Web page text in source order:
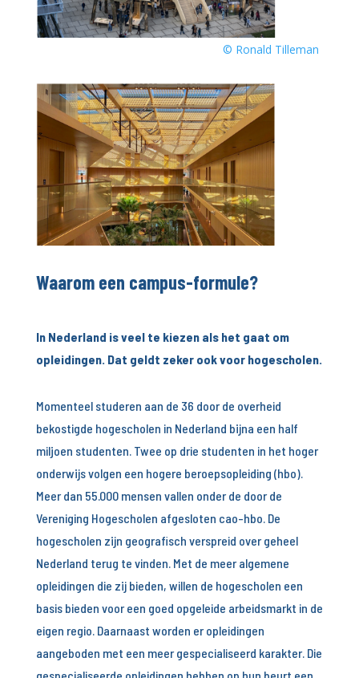
© Ronald Tilleman
Waarom een campus-formule?
In Nederland is veel te kiezen als het gaat om
opleidingen. Dat geldt zeker ook voor hogescholen.
Momenteel studeren aan de 36 door de overheid
bekostigde hogescholen in Nederland bijna een half
miljoen studenten. Twee op drie studenten in het hoger
onderwijs volgen een hogere beroepsopleiding (hbo).
Meer dan 55.000 mensen vallen onder de door de
Vereniging Hogescholen afgesloten cao-hbo. De
hogescholen zijn geografisch verspreid over geheel
Nederland terug te vinden. Met de meer algemene
opleidingen die zij bieden, willen de hogescholen een
basis bieden voor een goed opgeleide arbeidsmarkt in de
eigen regio. Daarnaast worden er opleidingen
aangeboden met een meer gespecialiseerd karakter. Die